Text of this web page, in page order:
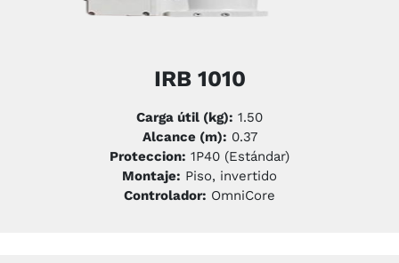
IRB 1010
Carga útil (kg): 1.50
Alcance (m): 0.37
Proteccion: 1P40 (Estándar)
Montaje: Piso, invertido
Controlador: OmniCore